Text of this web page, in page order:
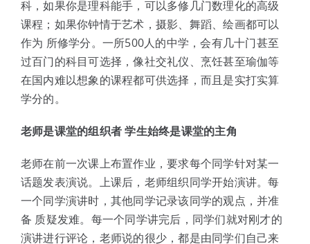
科，如果你是理科能手，可以多修几门数理化的高级
课程；如果你钟情于艺术，摄影、舞蹈、绘画都可以
作为 所修学分。一所500人的中学，会有几十门甚至
过百门的科目可选择，像社交礼仪、烹饪甚至瑜伽等
在国内难以想象的课程都可供选择，而且是实打实算
学分的。
老师是课堂的组织者 学生始终是课堂的主角
老师在前一次课上布置作业，要求每个同学针对某一
话题发表演说。上课后，老师组织同学开始演讲。每
一个同学演讲时，其他同学记录该同学的观点，并准
备 质疑发难。每一个同学讲完后，同学们就对刚才的
演讲进行评论，老师说的很少，都是由同学们自己来